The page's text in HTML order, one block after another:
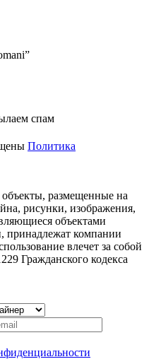
спам
Политика
размещенные на
рисунки, изображения,
объектами
принадлежат компании
влечет за собой
Гражданского кодекса